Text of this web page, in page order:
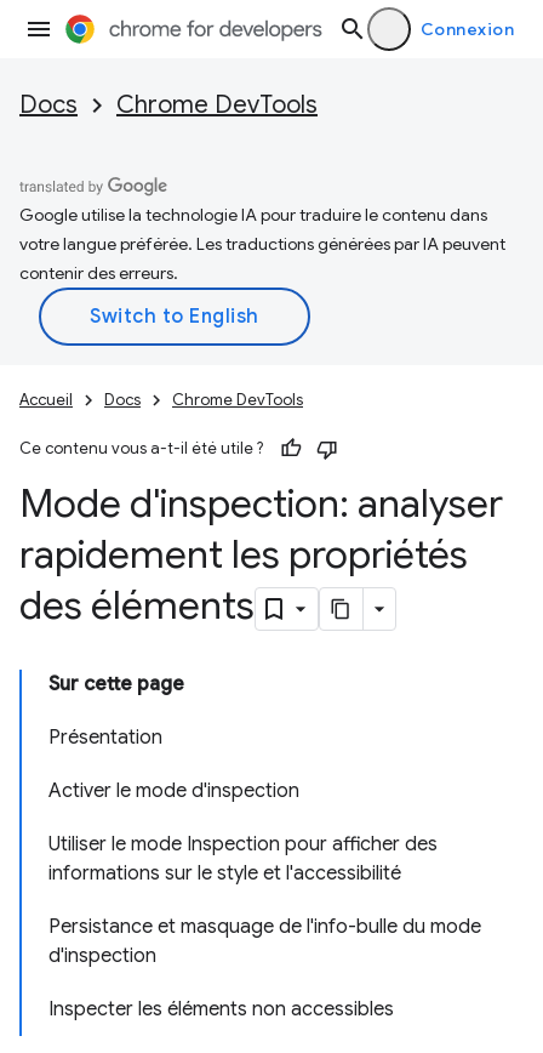
Connexion
Docs Chrome DevTools
Google utilise la technologie IA pour traduire le contenu dans
votre langue préférée. Les traductions générées par IA peuvent
contenir des erreurs.
Accueil Docs Chrome DevTools
Ce contenu vous a-t-il été utile ?
Mode d'inspection: analyser
rapidement les propriétés
des éléments
Sur cette page
Présentation
Activer le mode d'inspection
Utiliser le mode Inspection pour afficher des
informations sur le style et l'accessibilité
Persistance et masquage de l'info-bulle du mode
d'inspection
Inspecter les éléments non accessibles